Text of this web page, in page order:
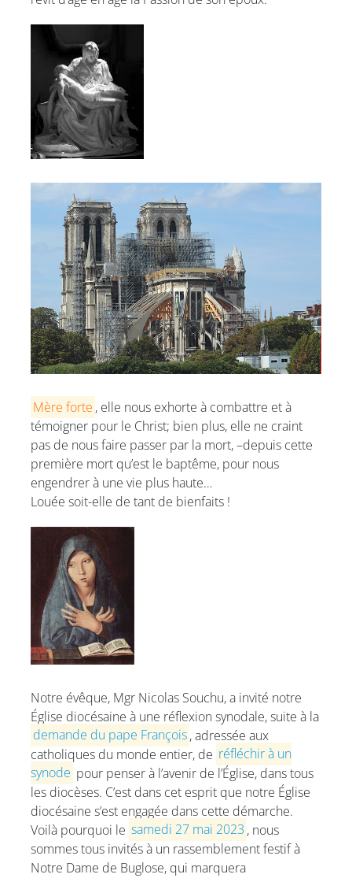
Mère forte , elle nous exhorte à combattre et à
témoigner pour le Christ; bien plus, elle ne craint
pas de nous faire passer par la mort, –depuis cette
première mort qu’est le baptême, pour nous
engendrer à une vie plus haute…
Louée soit-elle de tant de bienfaits !
Notre évêque, Mgr Nicolas Souchu, a invité notre
Église diocésaine à une réflexion synodale, suite à la
demande du pape François, adressée aux
catholiques du monde entier, de réfléchir à un
synode pour penser à l’avenir de l’Église, dans tous
les diocèses. C’est dans cet esprit que notre Église
diocésaine s’est engagée dans cette démarche.
Voilà pourquoi le samedi 27 mai 2023 , nous
sommes tous invités à un rassemblement festif à
Notre Dame de Buglose, qui marquera